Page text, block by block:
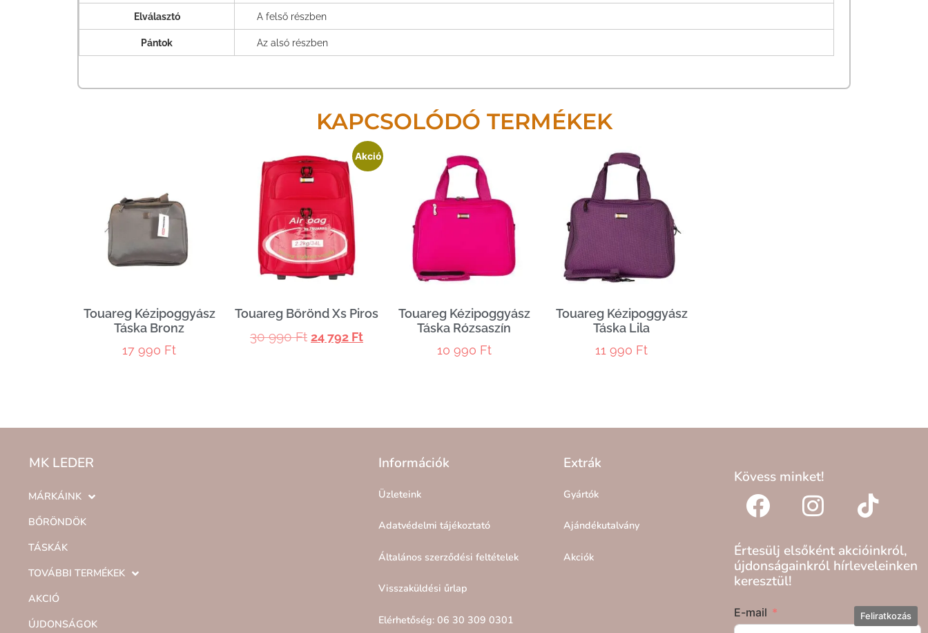
Elválasztó A felső részben
Pántok Az alsó részben
KAPCSOLÓDÓ TERMÉKEK
Touareg Kézipoggyász
Táska Bronz
17 990 Ft
Akció
Touareg Bőrönd Xs Piros
30 990Ft 24 792 Ft
Touareg Kézipoggyász
Táska Rózsaszín
10 990 Ft
Touareg Kézipoggyász
Táska Lila
11 990 Ft
MK LEDER
MÁRKÁINK
BŐRÖNDÖK
TÁSKÁK
TOVÁBBI TERMÉKEK
AKCIÓ
ÚJDONSÁGOK
Információk
Üzleteink
Adatvédelmi tájékoztató
Általános szerződési feltételek
Visszaküldési űrlap
Elérhetőség: 06 30 309 0301
Extrák
Gyártók
Ajándékutalvány
Akciók
Kövess minket!
Értesülj elsőként akcióinkról,
újdonságainkról hírleveleinken
keresztül!
E-mail Feliratkozás